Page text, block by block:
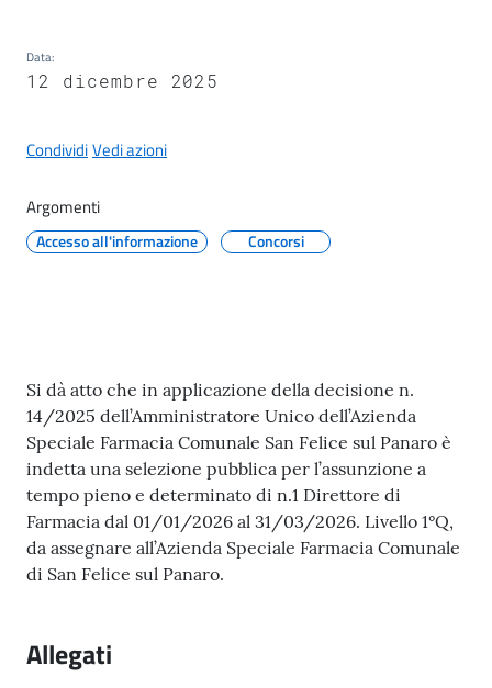
C
s
g
l
i
i
n
e
Sportello
telematico
SUE
gli
argomenti...
Data:
12 dicembre 2025
CondividiVedi azioni
Argomenti
Accesso all'informazione Concorsi
Contenuto
Si dà atto che in applicazione della decisione n.
14/2025 dell’Amministratore Unico dell’Azienda
Speciale Farmacia Comunale San Felice sul Panaro è
indetta una selezione pubblica per l’assunzione a
tempo pieno e determinato di n.1 Direttore di
Farmacia dal 01/01/2026 al 31/03/2026. Livello 1°Q,
da assegnare all’Azienda Speciale Farmacia Comunale
di San Felice sul Panaro.
Allegati